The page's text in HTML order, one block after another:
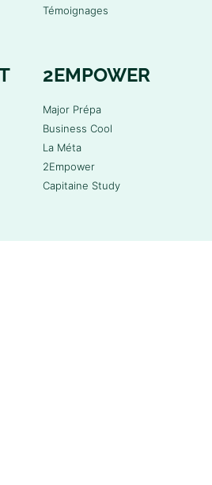
Témoignages
2EMPOWER
Major Prépa
Business Cool
La Méta
2Empower
Capitaine Study